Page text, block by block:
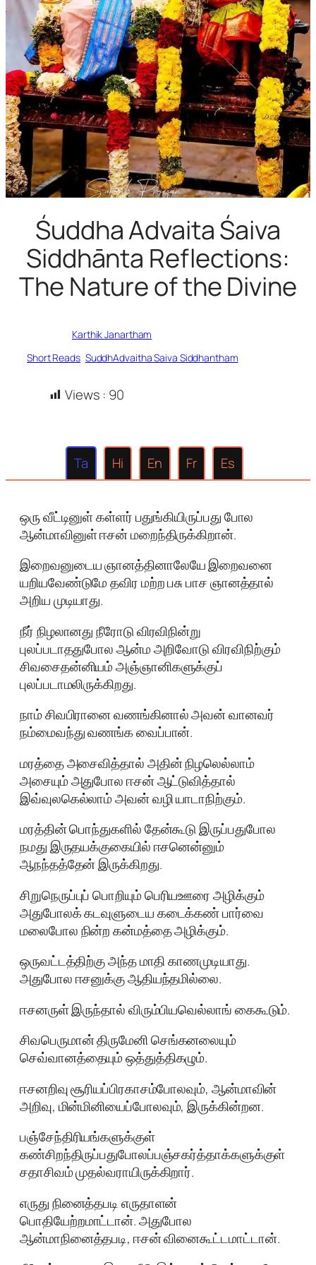
Śuddha Advaita Śaiva
Siddhānta Reflections:
The Nature of the Divine
Karthik Janartham
Short Reads, SuddhAdvaitha Saiva Siddhantham
Views : 90
Ta Hi En Fr Es
ஒரு வீட்டினுள் கள்ளர் பதுங்கியிருப்பது போல
ஆன்மாவினுள் ஈசன் மறைந்திருக்கிறான்.
இறைவனுடைய ஞானத்தினாலேயே இறைவனை
யறியவேண்டுமே தவிர மற்ற பசு பாச ஞானத்தால்
அறிய முடியாது.
நீர் நிழலானது நீரோடு விரவிநின்று
புலப்படாததுபோல ஆன்ம அறிவோடு விரவிநிற்கும்
சிவசைதன்னியம் அஞ்ஞானிகளுக்குப்
புலப்படாமலிருக்கிறது.
நாம் சிவபிரானை வணங்கினால் அவன் வானவர்
நம்மைவந்து வணங்க வைப்பான்.
மரத்தை அசைவித்தால் அதின் நிழலெல்லாம்
அசையும் அதுபோல ஈசன் ஆட்டுவித்தால்
இவ்வுலகெல்லாம் அவன் வழி யாடாநிற்கும்.
மரத்தின் பொந்துகளில் தேன்கூடு இருப்பதுபோல
நமது இருதயக்குகையில் ஈசனென்னும்
ஆநந்தத்தேன் இருக்கிறது.
சிறுநெருப்புப் பொறியும் பெரியஊரை அழிக்கும்
அதுபோலக் கடவுளுடைய கடைக்கண் பார்வை
மலைபோல நின்ற கன்மத்தை அழிக்கும்.
ஒருவட்டத்திற்கு அந்த மாதி காணமுடியாது.
அதுபோல ஈசனுக்கு ஆதியந்தமில்லை.
ஈசனருள் இருந்தால் விரும்பியவெல்லாங் கைகூடும்.
சிவபெருமான் திருமேனி செங்கனலையும்
செவ்வானத்தையும் ஒத்துத்திகழும்.
ஈசனறிவு சூரியப்பிரகாசம்போலவும், ஆன்மாவின்
அறிவு, மின்மினியைப்போலவும், இருக்கின்றன.
பஞ்சேந்திரியங்களுக்குள்
கண்சிறந்திருப்பதுபோலப்பஞ்சகர்த்தாக்களுக்குள்
சதாசிவம் முதல்வராயிருக்கிறார்.
எருது நினைத்தபடி எருதாளன்
பொதியேற்றமாட்டான். அதுபோல
ஆன்மாநினைத்தபடி, ஈசன் வினைகூட்டமாட்டான்.